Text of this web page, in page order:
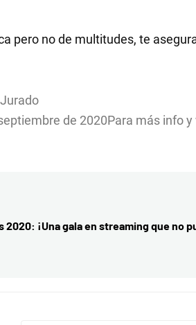
pero no de multitudes, te
de 2020Para más info
2020: ¡Una gala en streaming que no